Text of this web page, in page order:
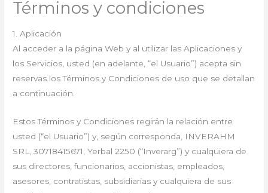
Términos y condiciones
1. Aplicación
Al acceder a la página Web y al utilizar las Aplicaciones y
los Servicios, usted (en adelante, “el Usuario”) acepta sin
reservas los Términos y Condiciones de uso que se detallan
a continuación.
Estos Términos y Condiciones regirán la relación entre
usted (“el Usuario”) y, según corresponda, INVERAHM
SRL, 30718415671, Yerbal 2250 (“Inverarg”) y cualquiera de
sus directores, funcionarios, accionistas, empleados,
asesores, contratistas, subsidiarias y cualquiera de sus